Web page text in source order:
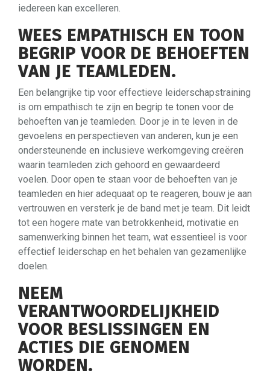
iedereen kan excelleren.
WEES EMPATHISCH EN TOON
BEGRIP VOOR DE BEHOEFTEN
VAN JE TEAMLEDEN.
Een belangrijke tip voor effectieve leiderschapstraining
is om empathisch te zijn en begrip te tonen voor de
behoeften van je teamleden. Door je in te leven in de
gevoelens en perspectieven van anderen, kun je een
ondersteunende en inclusieve werkomgeving creëren
waarin teamleden zich gehoord en gewaardeerd
voelen. Door open te staan voor de behoeften van je
teamleden en hier adequaat op te reageren, bouw je aan
vertrouwen en versterk je de band met je team. Dit leidt
tot een hogere mate van betrokkenheid, motivatie en
samenwerking binnen het team, wat essentieel is voor
effectief leiderschap en het behalen van gezamenlijke
doelen.
NEEM
VERANTWOORDELIJKHEID
VOOR BESLISSINGEN EN
ACTIES DIE GENOMEN
WORDEN.